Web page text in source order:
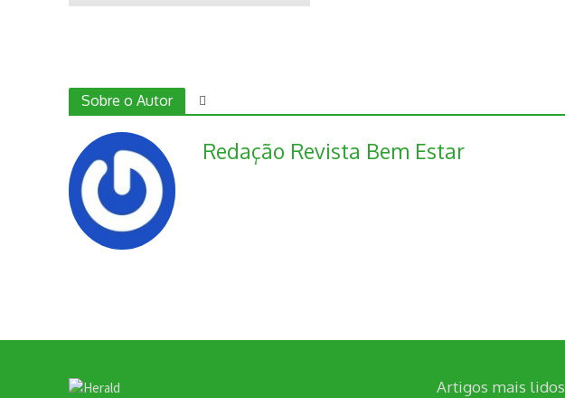
Sobre o Autor
Redação Revista Bem Estar
Artigos mais lidos